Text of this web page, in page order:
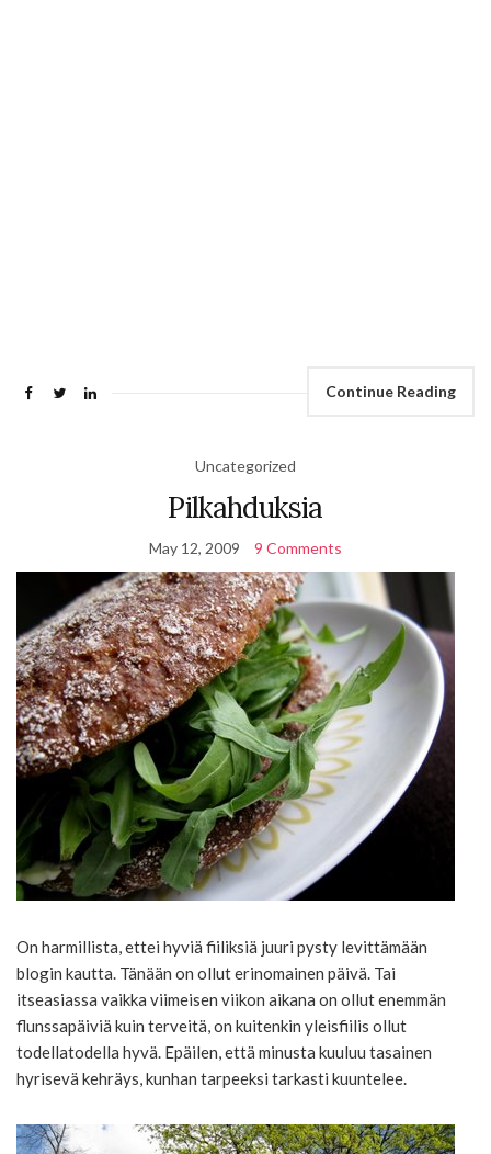
Continue Reading
Uncategorized
Pilkahduksia
May 12, 2009 9 Comments
On harmillista, ettei hyviä fiiliksiä juuri pysty levittämään
blogin kautta. Tänään on ollut erinomainen päivä. Tai
itseasiassa vaikka viimeisen viikon aikana on ollut enemmän
flunssapäiviä kuin terveitä, on kuitenkin yleisfiilis ollut
todellatodella hyvä. Epäilen, että minusta kuuluu tasainen
hyrisevä kehräys, kunhan tarpeeksi tarkasti kuuntelee.